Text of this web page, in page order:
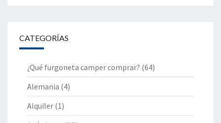
CATEGORÍAS
¿Qué furgoneta camper comprar? (64)
Alemania (4)
Alquiler (1)